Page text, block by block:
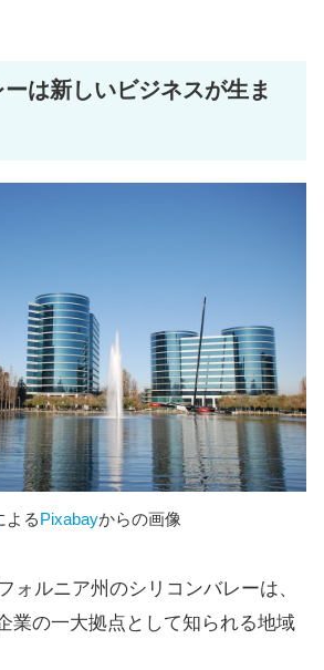
は新しいビジネスが生ま
よるPixabayからの画像
ルニア州のシリコンバレーは、
業の一大拠点として知られる地域